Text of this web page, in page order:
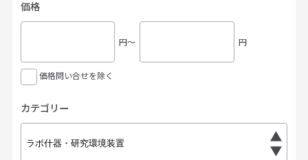
価格
円〜 円
価格問い合せを除く
カテゴリー